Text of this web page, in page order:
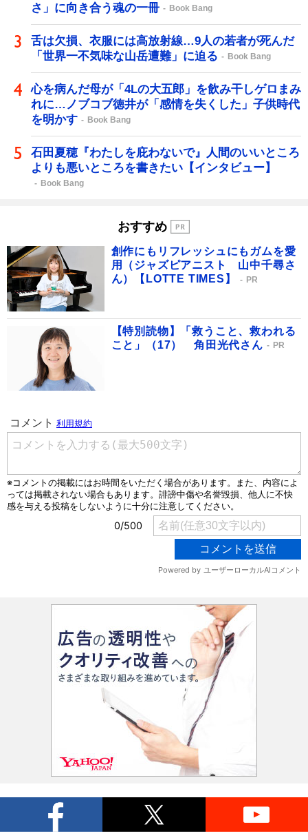
さ」に向き合う魂の一冊
Book Bang
舌は欠損、衣服には高放射線…9人の若者が死んだ
「世界一不気味な山岳遭難」に迫る
Book Bang
心を病んだ母が「4Lの大五郎」を飲み干しゲロまみ
れに…ノブコブ徳井が「感情を失くした」子供時代
を明かす
Book Bang
石田夏穂『わたしを庇わないで』人間のいいところ
よりも悪いところを書きたい【インタビュー】
Book Bang
おすすめ
創作にもリフレッシュにもガムを愛
用（ジャズピアニスト 山中千尋さ
ん）【LOTTE TIMES】
PR
【特別読物】「救うこと、救われる
こと」（17） 角田光代さん
PR